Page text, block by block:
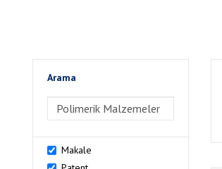
Arama
>Arama
Makale